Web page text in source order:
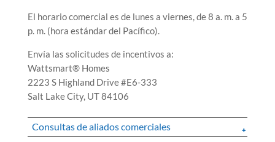
El horario comercial es de lunes a viernes, de 8 a. m. a 5
p. m. (hora estándar del Pacífico).
Envía las solicitudes de incentivos a:
Wattsmart® Homes
2223 S Highland Drive #E6-333
Salt Lake City, UT 84106
Consultas de aliados comerciales